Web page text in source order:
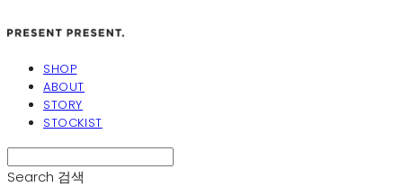
SHOP
ABOUT
STORY
STOCKIST
Search 검색